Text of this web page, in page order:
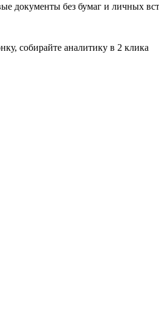
документы без бумаг и личных
собирайте аналитику в 2 клика